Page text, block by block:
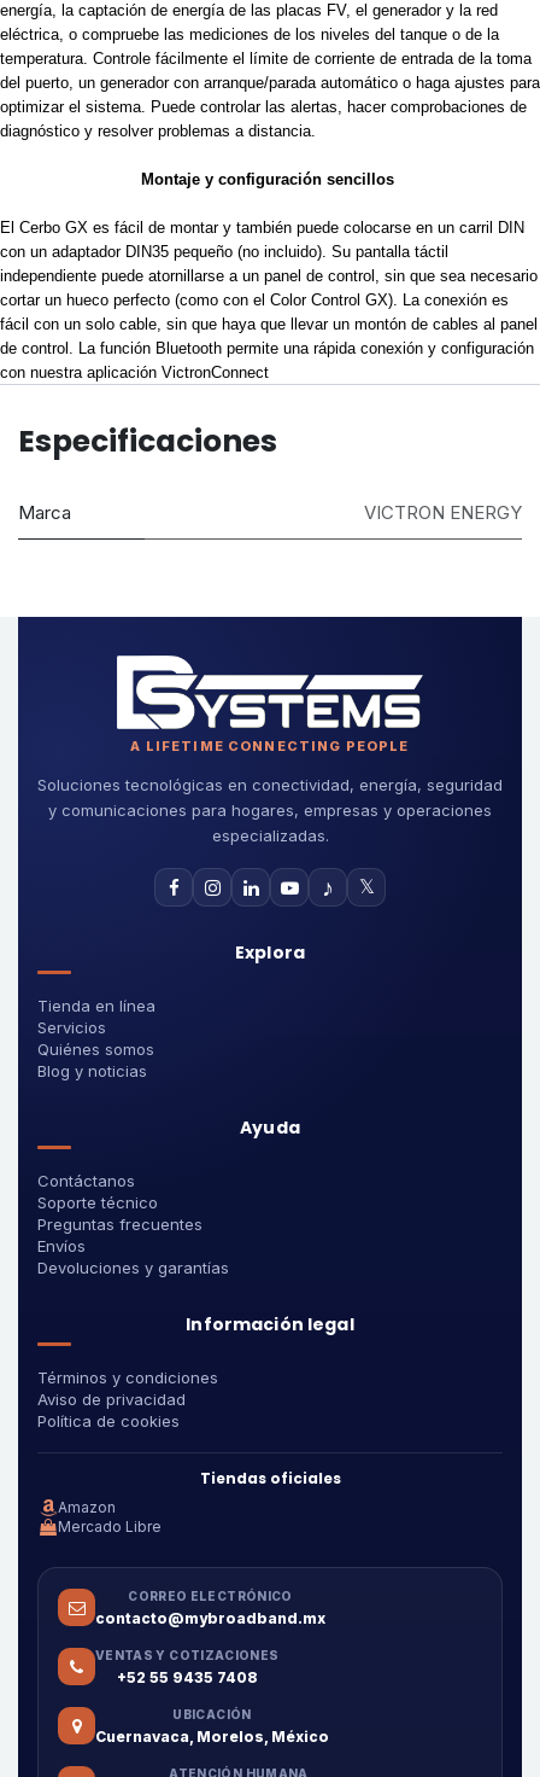
energía, la captación de energía de las placas FV, el generador y la red
eléctrica, o compruebe las mediciones de los niveles del tanque o de la
temperatura. Controle fácilmente el límite de corriente de entrada de la toma
del puerto, un generador con arranque/parada automático o haga ajustes para
optimizar el sistema. Puede controlar las alertas, hacer comprobaciones de
diagnóstico y resolver problemas a distancia.
Montaje y configuración sencillos
El Cerbo GX es fácil de montar y también puede colocarse en un carril DIN
con un adaptador DIN35 pequeño (no incluido). Su pantalla táctil
independiente puede atornillarse a un panel de control, sin que sea necesario
cortar un hueco perfecto (como con el Color Control GX). La conexión es
fácil con un solo cable, sin que haya que llevar un montón de cables al panel
de control. La función Bluetooth permite una rápida conexión y configuración
con nuestra aplicación VictronConnect
Especificaciones
Marca VICTRON ENERGY
A LIFETIME CONNECTING PEOPLE
Soluciones tecnológicas en conectividad, energía, seguridad
y comunicaciones para hogares, empresas y operaciones
especializadas.
♪ 𝕏
Explora
Tienda en línea
Servicios
Quiénes somos
Blog y noticias
Ayuda
Contáctanos
Soporte técnico
Preguntas frecuentes
Envíos
Devoluciones y garantías
Información legal
Términos y condiciones
Aviso de privacidad
Política de cookies
Tiendas oficiales
Amazon
Mercado Libre
CORREO ELECTRÓNICO
contacto@mybroadband.mx
VENTAS Y COTIZACIONES
+52 55 9435 7408
UBICACIÓN
Cuernavaca, Morelos, México
ATENCIÓN HUMANA